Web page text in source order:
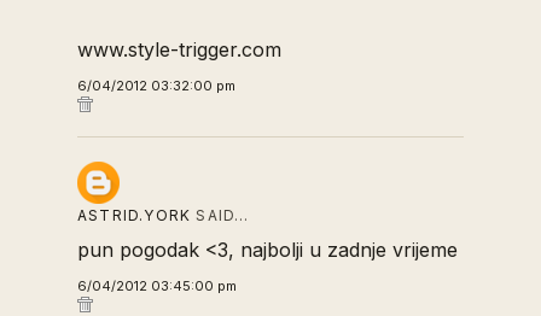
www.style-trigger.com
6/04/2012 03:32:00 pm
ASTRID.YORK SAID…
pun pogodak <3, najbolji u zadnje vrijeme
6/04/2012 03:45:00 pm